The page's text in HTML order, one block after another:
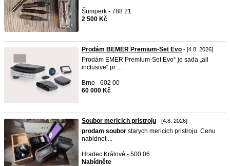
Šumperk - 788 21
2 500 Kč
Prodám BEMER Premium-Set Evo - [4.8. 2026]
Prodám EMER Premium-Set Evo* je sada „all
inclusive“ pr ...
Brno - 602 00
60 000 Kč
Soubor mericich pristroju - [4.8. 2026]
prodam soubor starych mericich pristroju. Cenu
nabidnet ...
Hradec Králové - 500 06
Nabídněte